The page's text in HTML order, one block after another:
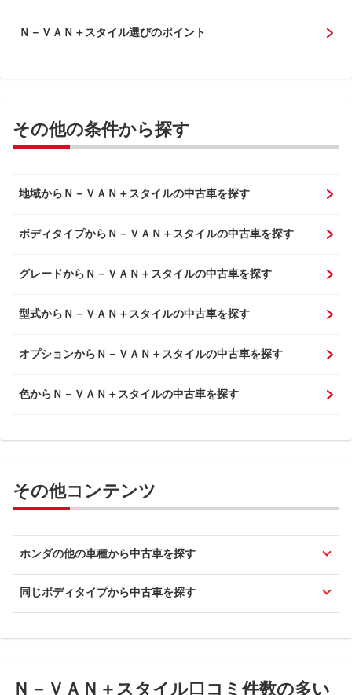
Ｎ－ＶＡＮ＋スタイル選びのポイント
その他の条件から探す
地域からＮ－ＶＡＮ＋スタイルの中古車を探す
ボディタイプからＮ－ＶＡＮ＋スタイルの中古車を探す
グレードからＮ－ＶＡＮ＋スタイルの中古車を探す
型式からＮ－ＶＡＮ＋スタイルの中古車を探す
オプションからＮ－ＶＡＮ＋スタイルの中古車を探す
色からＮ－ＶＡＮ＋スタイルの中古車を探す
その他コンテンツ
ホンダの他の車種から中古車を探す
同じボディタイプから中古車を探す
Ｎ－ＶＡＮ＋スタイル口コミ件数の多い